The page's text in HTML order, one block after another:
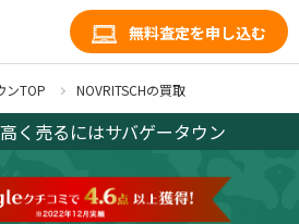
無料査定を申し込む
ンTOP NOVRITSCHの買取
く売るにはサバゲータウン